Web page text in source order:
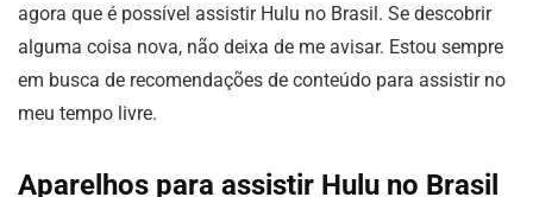
agora que é possível assistir Hulu no Brasil. Se descobrir
alguma coisa nova, não deixa de me avisar. Estou sempre
em busca de recomendações de conteúdo para assistir no
meu tempo livre.
Aparelhos para assistir Hulu no Brasil